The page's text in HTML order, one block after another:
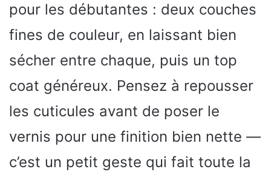
pour les débutantes : deux couches
fines de couleur, en laissant bien
sécher entre chaque, puis un top
coat généreux. Pensez à repousser
les cuticules avant de poser le
vernis pour une finition bien nette —
c’est un petit geste qui fait toute la